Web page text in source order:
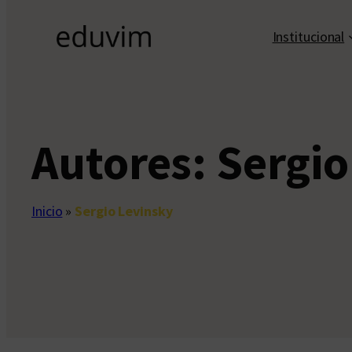
Institucional
Autores:
Inicio » Sergio Levinsky